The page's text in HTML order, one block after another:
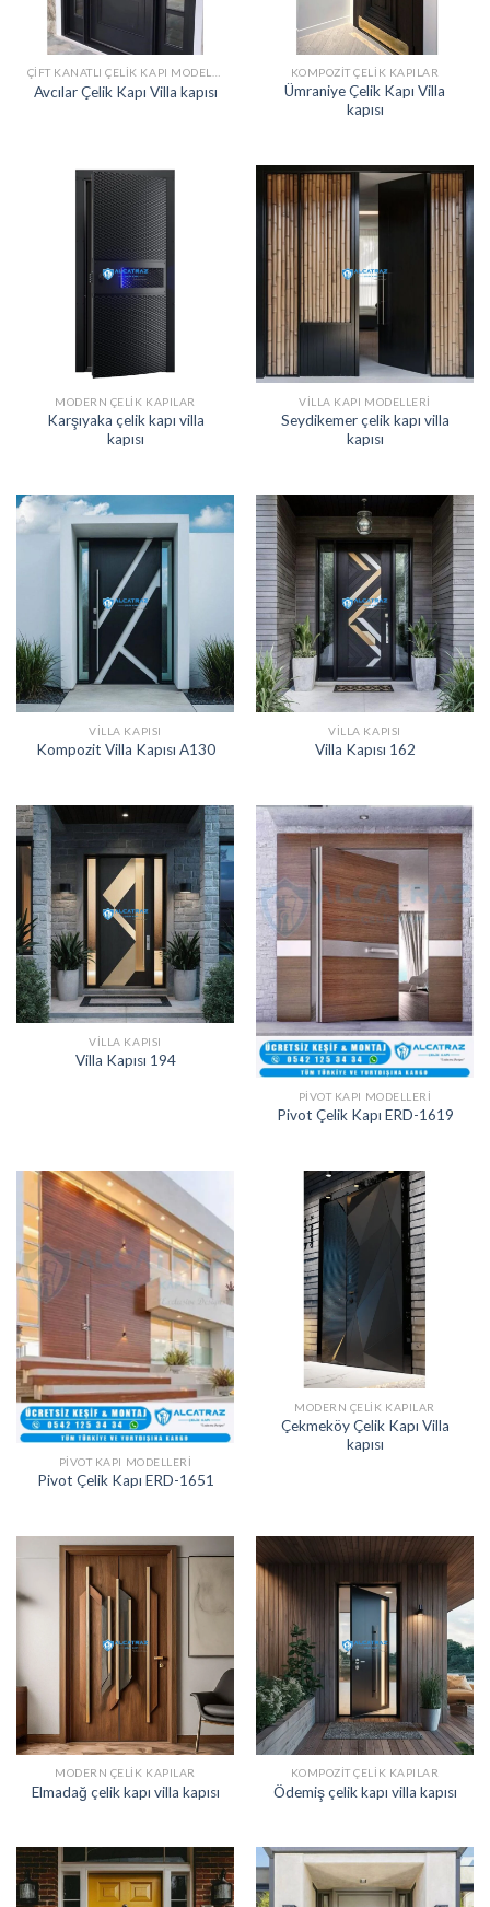
Avcılar Çelik Kapı Villa kapısı
KOMPOZIT ÇELIK KAPILAR
Ümraniye Çelik Kapı Villa
kapısı
MODERN ÇELIK KAPILAR
Karşıyaka çelik kapı villa
kapısı
VILLA KAPI MODELLERI
Seydikemer çelik kapı villa
kapısı
VILLA KAPISI
Kompozit Villa Kapısı A130
VILLA KAPISI
Villa Kapısı 162
VILLA KAPISI
Villa Kapısı 194
PIVOT KAPI MODELLERI
Pivot Çelik Kapı ERD-1619
PIVOT KAPI MODELLERI
Pivot Çelik Kapı ERD-1651
MODERN ÇELIK KAPILAR
Çekmeköy Çelik Kapı Villa
kapısı
MODERN ÇELIK KAPILAR
Elmadağ çelik kapı villa kapısı
KOMPOZIT ÇELIK KAPILAR
Ödemiş çelik kapı villa kapısı